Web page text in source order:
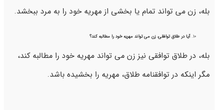
بله، زن می تواند تمام یا بخشی از مهریه خود را به مرد ببخشد.
آیا در طلاق توافقی، زن می تواند مهریه خود را مطالبه کند؟
بله، در طلاق توافقی نیز زن می تواند مهریه خود را مطالبه کند،
مگر اینکه در توافقنامه طلاق، مهریه را بخشیده باشد.